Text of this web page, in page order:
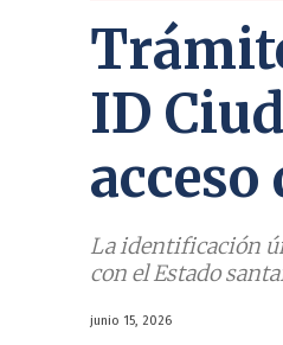
ID
La identificación
con el Estado
junio 15, 2026